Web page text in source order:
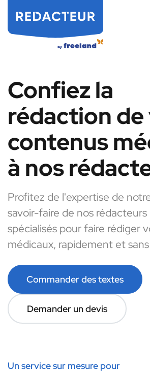
Confiez la
rédaction de
contenus
à nos
Profitez de l'expertise de
savoir-faire de nos rédacteurs
spécialisés pour faire rédiger
médicaux, rapidement et
Commander des textes
Demander un devis
Un service sur mesure pour